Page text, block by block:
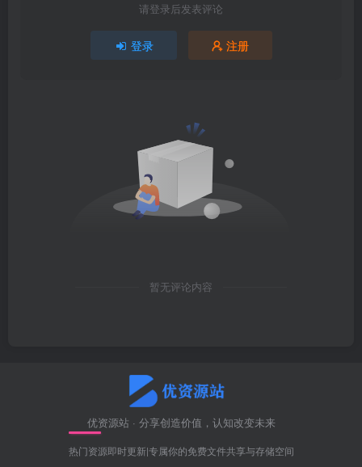
请登录后发表评论
登录 注册
暂无评论内容
优资源站 · 分享创造价值，认知改变未来
热门资源即时更新|专属你的免费文件共享与存储空间